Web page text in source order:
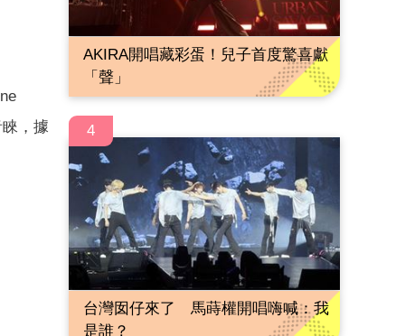
，據
AKIRA開唱藏彩蛋！兒子首度驚喜獻
「聲」
4
台灣囡仔來了 馬蒔權開唱嗨喊：我
是誰？